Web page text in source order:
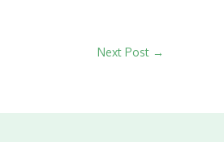
Next Post →